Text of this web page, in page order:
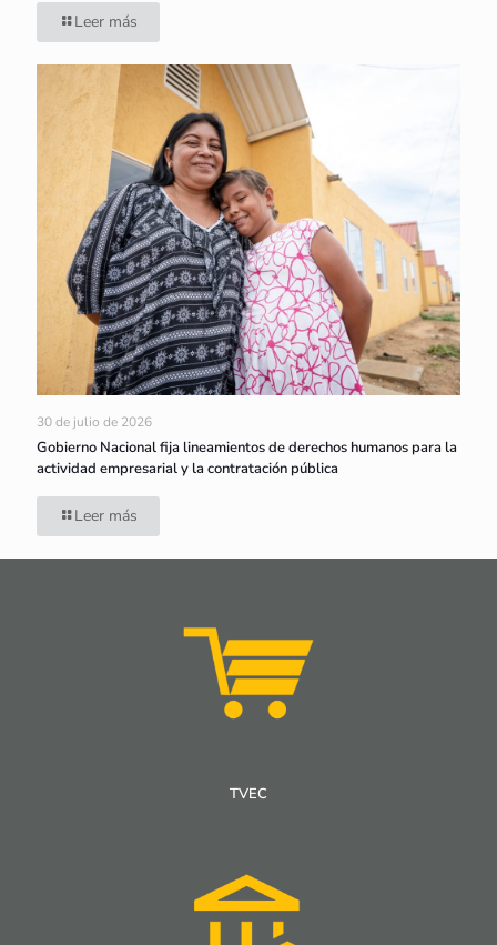
Leer más
30 de julio de 2026
Gobierno Nacional fija lineamientos de derechos humanos para la
actividad empresarial y la contratación pública
Leer más
TVEC